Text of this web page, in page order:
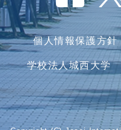
個人情報保護方針
学校法人城西大学